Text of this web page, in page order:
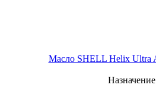
Масло SHELL Helix Ultra